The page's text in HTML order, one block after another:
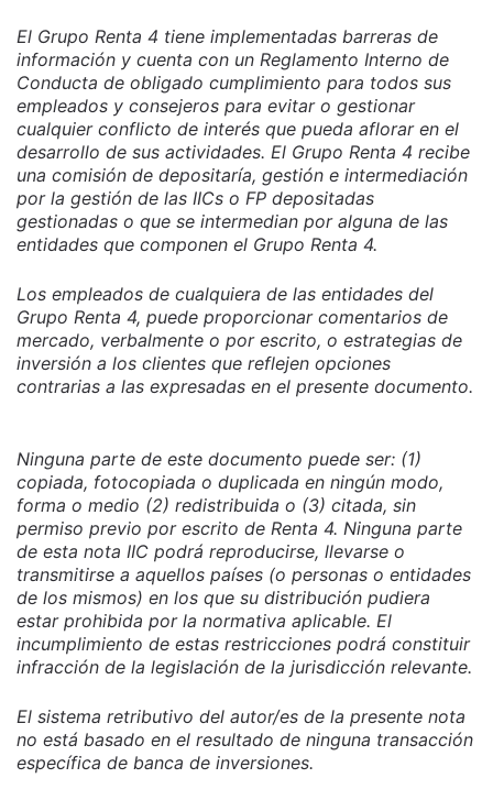
El Grupo Renta 4 tiene implementadas barreras de
información y cuenta con un Reglamento Interno de
Conducta de obligado cumplimiento para todos sus
empleados y consejeros para evitar o gestionar
cualquier conflicto de interés que pueda aflorar en el
desarrollo de sus actividades. El Grupo Renta 4 recibe
una comisión de depositaría, gestión e intermediación
por la gestión de las IICs o FP depositadas
gestionadas o que se intermedian por alguna de las
entidades que componen el Grupo Renta 4.
Los empleados de cualquiera de las entidades del
Grupo Renta 4, puede proporcionar comentarios de
mercado, verbalmente o por escrito, o estrategias de
inversión a los clientes que reflejen opciones
contrarias a las expresadas en el presente documento.
Ninguna parte de este documento puede ser: (1)
copiada, fotocopiada o duplicada en ningún modo,
forma o medio (2) redistribuida o (3) citada, sin
permiso previo por escrito de Renta 4. Ninguna parte
de esta nota IIC podrá reproducirse, llevarse o
transmitirse a aquellos países (o personas o entidades
de los mismos) en los que su distribución pudiera
estar prohibida por la normativa aplicable. El
incumplimiento de estas restricciones podrá constituir
infracción de la legislación de la jurisdicción relevante.
El sistema retributivo del autor/es de la presente nota
no está basado en el resultado de ninguna transacción
específica de banca de inversiones.